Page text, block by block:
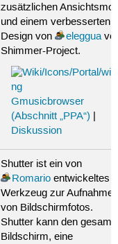
zusätzlichen
und einem verbesserten
Design von
eleggua
Shimmer-Project.
Gmusicbrowser
(Abschnitt „PPA“)
Diskussion
Shutter ist ein von
Romario entwickeltes
Werkzeug zur Aufnahme
von Bildschirmfotos.
Shutter kann den
Bildschirm, eine